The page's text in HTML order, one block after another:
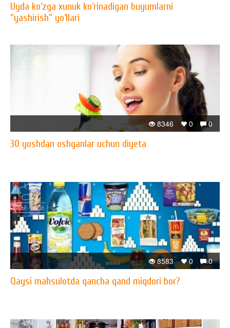
Uyda ko‘zga xunuk ko‘rinadigan buyumlarni
“yashirish” yo‘llari
0
0
8346
30 yoshdan oshganlar uchun diyeta
0
0
8583
Qaysi mahsulotda qancha qand miqdori bor?